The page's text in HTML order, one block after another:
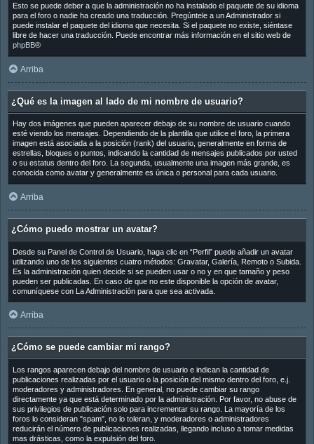
Esto se puede deber a que la administración no ha instalado el paquete de su idioma
para el foro o nadie ha creado una traducción. Pregúntele a un Administrador si
puede instalar el paquete del idioma que necesita. Si el paquete no existe, siéntase
libre de hacer una traducción. Puede encontrar más información en el sitio web de
phpBB®
Arriba
¿Qué es la imagen al lado de mi nombre de usuario?
Hay dos imágenes que pueden aparecer debajo de su nombre de usuario cuando
esté viendo los mensajes. Dependiendo de la plantilla que utilice el foro, la primera
imagen está asociada a la posición (rank) del usuario, generalmente en forma de
estrellas, bloques o puntos, indicando la cantidad de mensajes publicados por usted
o su estatus dentro del foro. La segunda, usualmente una imagen más grande, es
conocida como avatar y generalmente es única o personal para cada usuario.
Arriba
¿Cómo puedo mostrar un avatar?
Desde su Panel de Control de Usuario, haga clic en “Perfil” puede añadir un avatar
utilizando uno de los siguientes cuatro métodos: Gravatar, Galería, Remoto o Subida.
Es la administración quien decide si se pueden usar o no y en que tamaño y peso
pueden ser publicadas. En caso de que no este disponible la opción de avatar,
comuníquese con La Administración para que sea activada.
Arriba
¿Cómo se puede cambiar mi rango?
Los rangos aparecen debajo del nombre de usuario e indican la cantidad de
publicaciones realizadas por el usuario o la posición del mismo dentro del foro, e.j.
moderadores y administradores. En general, no puede cambiar su rango
directamente ya que está determinado por la administración. Por favor, no abuse de
sus privilegios de publicación solo para incrementar su rango. La mayoría de los
foros lo consideran "spam", no lo toleran, y moderadores o administradores
reducirán el número de publicaciones realizadas, llegando incluso a tomar medidas
mas drásticas, como la expulsión del foro.